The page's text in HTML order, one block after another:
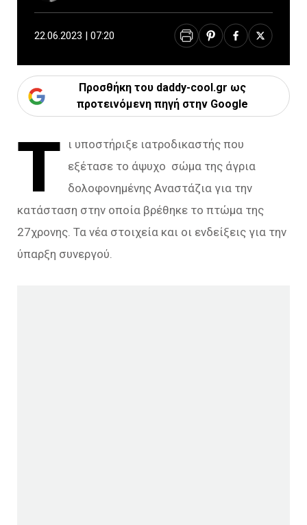
22.06.2023 | 07:20
Προσθήκη του daddy-cool.gr ως
προτεινόμενη πηγή στην Google
Τ
ι υποστήριξε ιατροδικαστής που
εξέτασε το άψυχο σώμα της άγρια
δολοφονημένης Αναστάζια για την
κατάσταση στην οποία βρέθηκε το πτώμα της
27χρονης. Τα νέα στοιχεία και οι ενδείξεις για την
ύπαρξη συνεργού.